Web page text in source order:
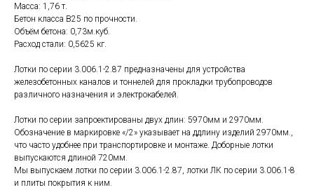
Масса: 1,76 т.
Бетон класса В25 по прочности.
Объём бетона: 0,73м.куб.
Расход стали: 0,5625 кг.
Лотки по серии 3.006.1-2.87 предназначены для устройства
железобетонных каналов и тоннелей для прокладки трубопроводов
различного назначения и электрокабелей.
Лотки по серии запроектированы двух длин: 5970мм и 2970мм.
Обозначение в маркировке «/2» указывает на ддлину изделий 2970мм.,
что часто удобнее при транспортировке и монтаже. Доборные лотки
выпускаются длиной 720мм.
Мы выпускаем лотки по серии 3.006.1-2.87, лотки ЛК по серии 3.006.1-8
и плиты покрытия к ним.